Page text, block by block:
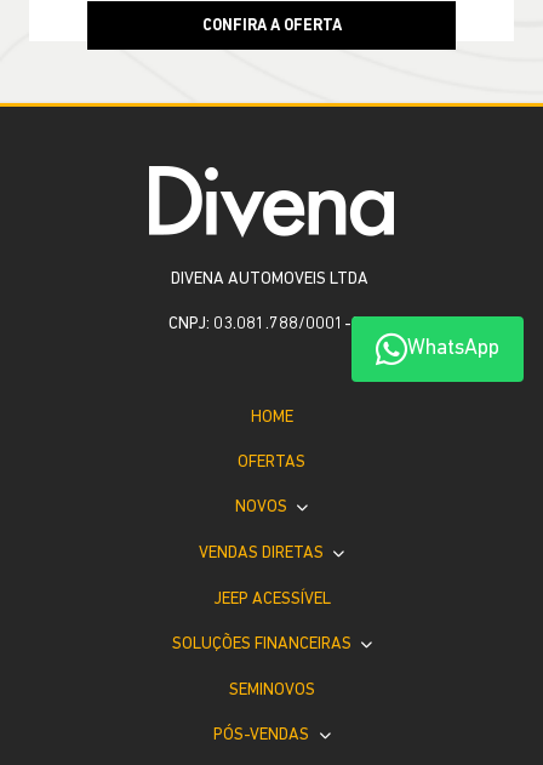
CONFIRA A OFERTA
WhatsApp
DIVENA AUTOMOVEIS LTDA
CNPJ: 03.081.788/0001-04
HOME
OFERTAS
NOVOS
VENDAS DIRETAS
JEEP ACESSÍVEL
SOLUÇÕES FINANCEIRAS
SEMINOVOS
PÓS-VENDAS